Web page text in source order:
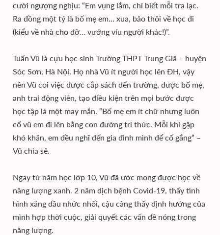
cười ngượng nghịu: “Em vụng lắm, chỉ biết mỗi tra lạc.
Ra đồng một tý là bố mẹ em… xua, bảo thôi về học đi
(kiểu về nhà cho đỡ… vướng víu người khác!)”.
Tuấn Vũ là cựu học sinh Trường THPT Trung Giã – huyện
Sóc Sơn, Hà Nội. Họ nhà Vũ ít người học lên ĐH, vậy
nên Vũ coi việc được cắp sách đến trường, được bố mẹ,
anh trai động viên, tạo điều kiện trên mọi bước được
học tập là một may mắn. “Bố mẹ em ít chữ nhưng luôn
cổ vũ em đi lên bằng con đường tri thức. Mỗi khi gặp
khó khăn, em đều nghĩ đến gia đình mình để cố gắng” –
Vũ chia sẻ.
Ngay từ năm học lớp 10, Vũ đã ước mong được học về
năng lượng xanh. 2 năm dịch bệnh Covid-19, thấy tình
hình xăng dầu nhức nhối, cậu càng thấy định hướng của
mình hợp thời cuộc, giải quyết các vấn đề nóng trong
năng lượng.